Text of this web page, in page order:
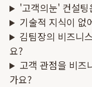
'고객의눈' 컨설
기술적 지식이 없
김팀장의 비즈니
요?
고객 관점을 비즈
가요?